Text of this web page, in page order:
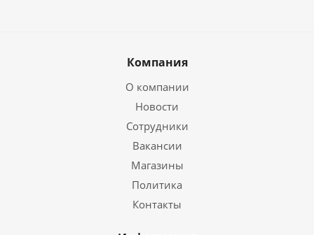
Компания
О компании
Новости
Сотрудники
Вакансии
Магазины
Политика
Контакты